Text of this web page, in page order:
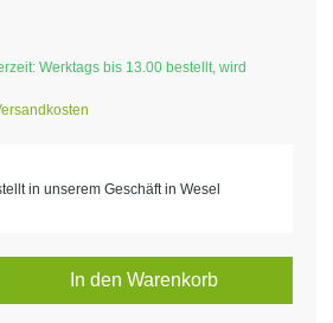
Werktags bis 13.00 bestellt, wird
in unserem Geschäft in Wesel
Gib den gewünschten
In den Warenkorb